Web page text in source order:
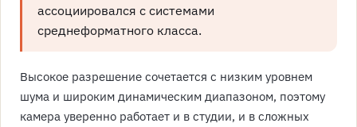
ассоциировался с системами
среднеформатного класса.
Высокое разрешение сочетается с низким уровнем
шума и широким динамическим диапазоном, поэтому
камера уверенно работает и в студии, и в сложных